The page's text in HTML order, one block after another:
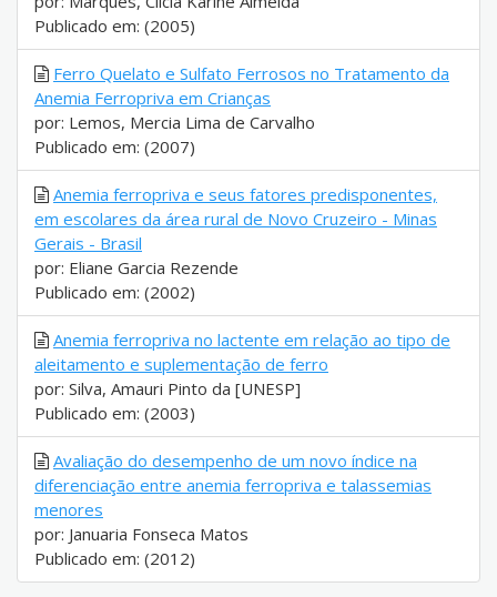
Publicado em: (2005)
Ferro Quelato e Sulfato Ferrosos no Tratamento da
Anemia Ferropriva em Crianças
por: Lemos, Mercia Lima de Carvalho
Publicado em: (2007)
Anemia ferropriva e seus fatores predisponentes,
em escolares da área rural de Novo Cruzeiro - Minas
Gerais - Brasil
por: Eliane Garcia Rezende
Publicado em: (2002)
Anemia ferropriva no lactente em relação ao tipo de
aleitamento e suplementação de ferro
por: Silva, Amauri Pinto da [UNESP]
Publicado em: (2003)
Avaliação do desempenho de um novo índice na
diferenciação entre anemia ferropriva e talassemias
menores
por: Januaria Fonseca Matos
Publicado em: (2012)